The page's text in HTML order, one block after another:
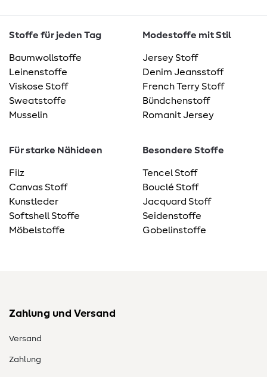
Stoffe für jeden Tag
Baumwollstoffe
Leinenstoffe
Viskose Stoff
Sweatstoffe
Musselin
Modestoffe mit Stil
Jersey Stoff
Denim Jeansstoff
French Terry Stoff
Bündchenstoff
Romanit Jersey
Für starke Nähideen
Filz
Canvas Stoff
Kunstleder
Softshell Stoffe
Möbelstoffe
Besondere Stoffe
Tencel Stoff
Bouclé Stoff
Jacquard Stoff
Seidenstoffe
Gobelinstoffe
Zahlung und Versand
Versand
Zahlung